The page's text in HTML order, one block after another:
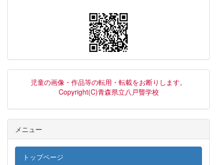
児童の画像・作品等の転用・転載をお断りします。
Copyright(C)青森県立八戸聾学校
メニュー
トップページ